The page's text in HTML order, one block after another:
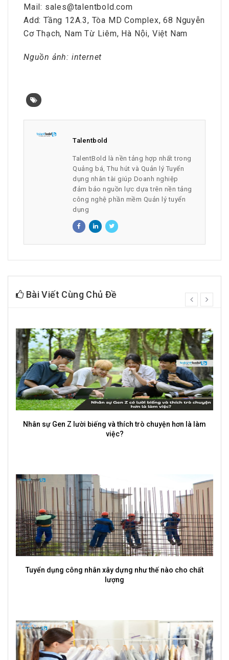
Mail: sales@talentbold.com
Add: Tầng 12A.3, Tòa MD Complex, 68 Nguyễn
Cơ Thạch, Nam Từ Liêm, Hà Nội, Việt Nam
Nguồn ảnh: internet
Talentbold
TalentBold là nền tảng hợp nhất trong
Quảng bá, Thu hút và Quản lý Tuyển
dụng nhân tài giúp Doanh nghiệp
đảm bảo nguồn lực dựa trên nền tảng
công nghệ phần mềm Quản lý tuyển
dụng
Bài Viết Cùng Chủ Đề
Nhân sự Gen Z lười biếng và thích trò chuyện hơn là làm
việc?
Tuyển dụng công nhân xây dựng như thế nào cho chất
lượng
prev